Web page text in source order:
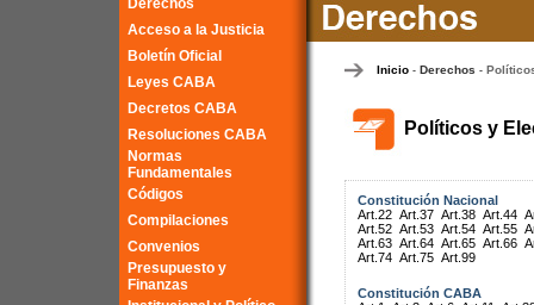
Derechos
Acceso a la Justicia
Boletín Oficial
Leyes CABA
Decretos CABA
Resoluciones CABA
Normas
Fundamentales
Códigos
Compilaciones
Convenios
Presupuesto y
Finanzas
Inicio- Derechos -
Políticos y
Constitución Nacional
Art.22 Art.37 Art.38 Art.44
Art.52 Art.53 Art.54 Art.55
Art.63 Art.64 Art.65 Art.66
Art.74 Art.75 Art.99
Constitución CABA